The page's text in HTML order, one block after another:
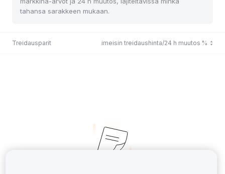
tahansa sarakkeen mukaan.
Treidausparit Viimeisin treidaushinta/24 h muutos %